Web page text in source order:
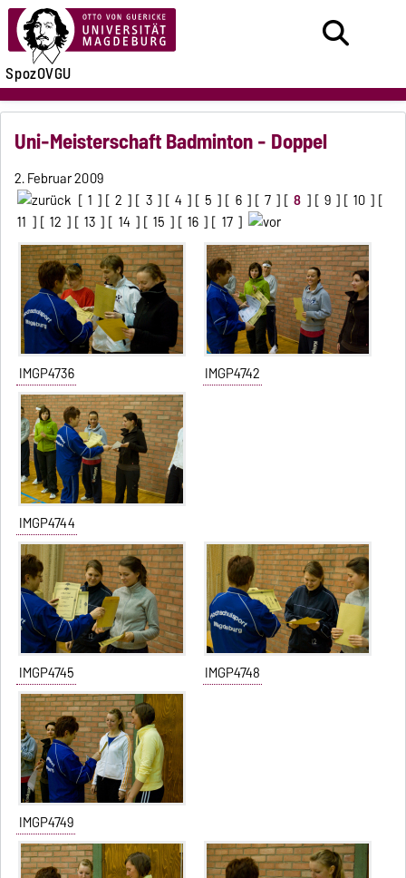
SpozOVGU
Uni-Meisterschaft Badminton - Doppel
2. Februar 2009
[ 1 ] [ 2 ] [ 3 ] [ 4 ] [ 5 ] [ 6 ] [ 7 ] [ 8 ] [ 9 ] [ 10 ] [
11 ] [ 12 ] [ 13 ] [ 14 ] [ 15 ] [ 16 ] [ 17 ]
IMGP4736 IMGP4742
IMGP4744
IMGP4745 IMGP4748
IMGP4749